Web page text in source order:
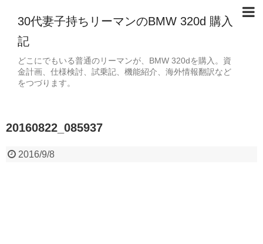
30代妻子持ちリーマンのBMW 320d 購入
記
どこにでもいる普通のリーマンが、BMW 320dを購入。資
金計画、仕様検討、試乗記、機能紹介、海外情報翻訳など
をつづります。
20160822_085937
2016/9/8